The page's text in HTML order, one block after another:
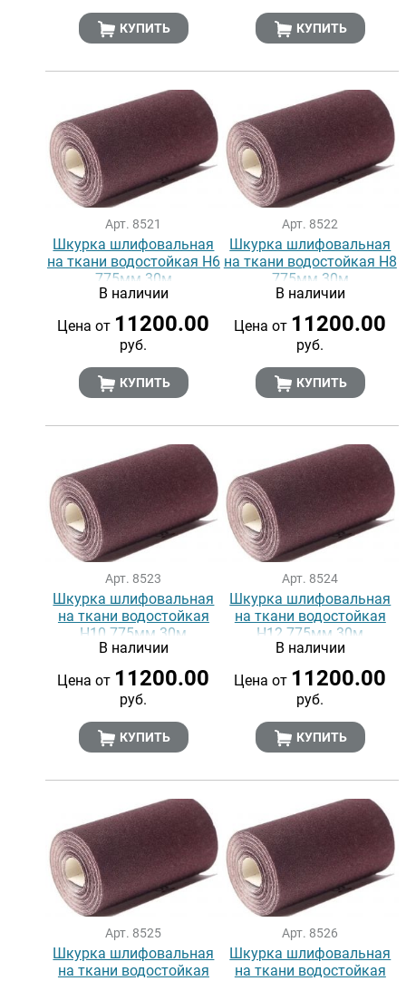
КУПИТЬ КУПИТЬ
Арт. 8521
Шкурка шлифовальная
на ткани водостойкая Н6
775мм 30м
В наличии
Цена от 11200.00
руб.
КУПИТЬ
Арт. 8522
Шкурка шлифовальная
на ткани водостойкая Н8
775мм 30м
В наличии
Цена от 11200.00
руб.
КУПИТЬ
Арт. 8523
Шкурка шлифовальная
на ткани водостойкая
Н10 775мм 30м
В наличии
Цена от 11200.00
руб.
КУПИТЬ
Арт. 8524
Шкурка шлифовальная
на ткани водостойкая
Н12 775мм 30м
В наличии
Цена от 11200.00
руб.
КУПИТЬ
Арт. 8525
Шкурка шлифовальная
на ткани водостойкая
Арт. 8526
Шкурка шлифовальная
на ткани водостойкая